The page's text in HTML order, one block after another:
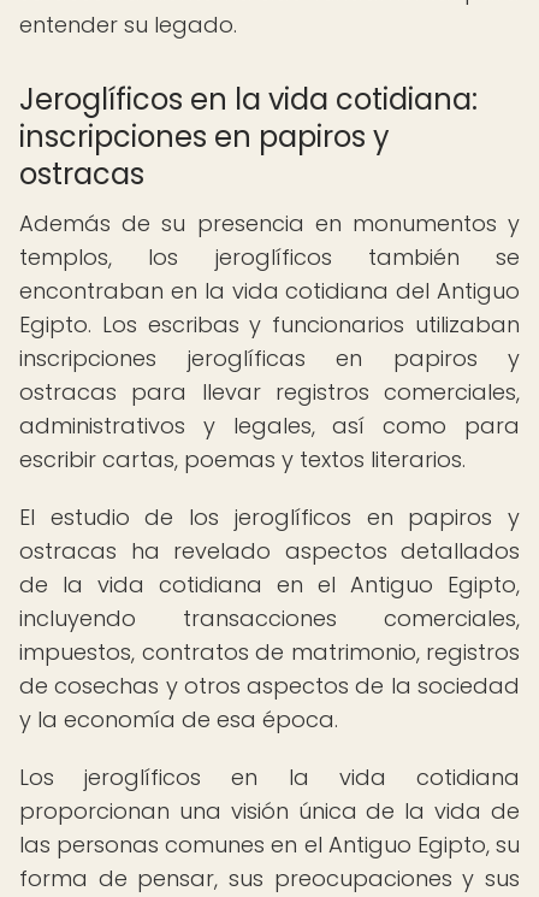
entender su legado.
Jeroglíficos en la vida cotidiana:
inscripciones en papiros y
ostracas
Además de su presencia en monumentos y
templos, los jeroglíficos también se
encontraban en la vida cotidiana del Antiguo
Egipto. Los escribas y funcionarios utilizaban
inscripciones jeroglíficas en papiros y
ostracas para llevar registros comerciales,
administrativos y legales, así como para
escribir cartas, poemas y textos literarios.
El estudio de los jeroglíficos en papiros y
ostracas ha revelado aspectos detallados
de la vida cotidiana en el Antiguo Egipto,
incluyendo transacciones comerciales,
impuestos, contratos de matrimonio, registros
de cosechas y otros aspectos de la sociedad
y la economía de esa época.
Los jeroglíficos en la vida cotidiana
proporcionan una visión única de la vida de
las personas comunes en el Antiguo Egipto, su
forma de pensar, sus preocupaciones y sus